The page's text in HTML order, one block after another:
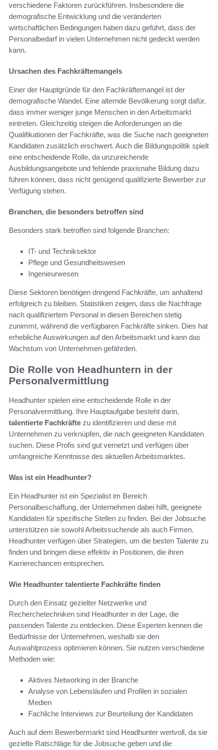
verschiedene Faktoren zurückführen. Insbesondere die
demografische Entwicklung und die veränderten
wirtschaftlichen Bedingungen haben dazu geführt, dass der
Personalbedarf in vielen Unternehmen nicht gedeckt werden
kann.
Ursachen des Fachkräftemangels
Einer der Hauptgründe für den Fachkräftemangel ist der
demografische Wandel. Eine alternde Bevölkerung sorgt dafür,
dass immer weniger junge Menschen in den Arbeitsmarkt
eintreten. Gleichzeitig steigen die Anforderungen an die
Qualifikationen der Fachkräfte, was die Suche nach geeigneten
Kandidaten zusätzlich erschwert. Auch die Bildungspolitik spielt
eine entscheidende Rolle, da unzureichende
Ausbildungsangebote und fehlende praxisnahe Bildung dazu
führen können, dass nicht genügend qualifizierte Bewerber zur
Verfügung stehen.
Branchen, die besonders betroffen sind
Besonders stark betroffen sind folgende Branchen:
IT- und Techniksektor
Pflege und Gesundheitswesen
Ingenieurwesen
Diese Sektoren benötigen dringend Fachkräfte, um anhaltend
erfolgreich zu bleiben. Statistiken zeigen, dass die Nachfrage
nach qualifiziertem Personal in diesen Bereichen stetig
zunimmt, während die verfügbaren Fachkräfte sinken. Dies hat
erhebliche Auswirkungen auf den Arbeitsmarkt und kann das
Wachstum von Unternehmen gefährden.
Die Rolle von Headhuntern in der
Personalvermittlung
Headhunter spielen eine entscheidende Rolle in der
Personalvermittlung. Ihre Hauptaufgabe besteht darin,
talentierte Fachkräfte zu identifizieren und diese mit
Unternehmen zu verknüpfen, die nach geeigneten Kandidaten
suchen. Diese Profis sind gut vernetzt und verfügen über
umfangreiche Kenntnisse des aktuellen Arbeitsmarktes.
Was ist ein Headhunter?
Ein Headhunter ist ein Spezialist im Bereich
Personalbeschaffung, der Unternehmen dabei hilft, geeignete
Kandidaten für spezifische Stellen zu finden. Bei der Jobsuche
unterstützen sie sowohl Arbeitssuchende als auch Firmen.
Headhunter verfügen über Strategien, um die besten Talente zu
finden und bringen diese effektiv in Positionen, die ihren
Karrierechancen entsprechen.
Wie Headhunter talentierte Fachkräfte finden
Durch den Einsatz gezielter Netzwerke und
Recherchetechniken sind Headhunter in der Lage, die
passenden Talente zu entdecken. Diese Experten kennen die
Bedürfnisse der Unternehmen, weshalb sie den
Auswahlprozess optimieren können. Sie nutzen verschiedene
Methoden wie:
Aktives Networking in der Branche
Analyse von Lebensläufen und Profilen in sozialen
Medien
Fachliche Interviews zur Beurteilung der Kandidaten
Auch auf dem Bewerbermarkt sind Headhunter wertvoll, da sie
gezielte Ratschläge für die Jobsuche geben und die